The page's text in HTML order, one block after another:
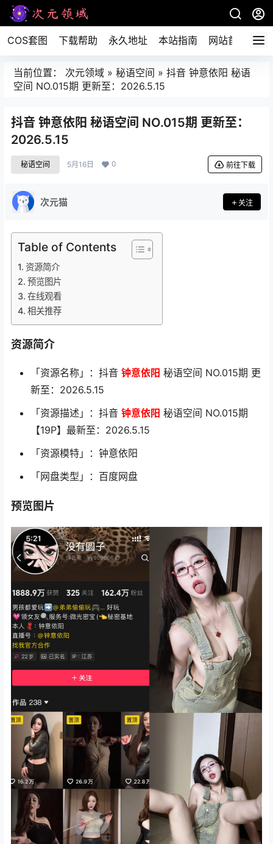
COS套图 下载帮助 永久地址 本站指南 网站首页
当前位置： 次元领域 » 秘语空间 » 抖音 钟意依阳 秘语
空间 NO.015期 更新至：2026.5.15
抖音 钟意依阳 秘语空间 NO.015期 更新至：
2026.5.15
秘语空间 5月16日 0 前往下载
次元猫 关注
Table of Contents
资源简介
预览图片
在线观看
相关推荐
资源简介
「资源名称」：抖音 钟意依阳 秘语空间 NO.015期 更
新至：2026.5.15
「资源描述」：抖音 钟意依阳 秘语空间 NO.015期
【19P】最新至：2026.5.15
「资源模特」：钟意依阳
「网盘类型」：百度网盘
预览图片